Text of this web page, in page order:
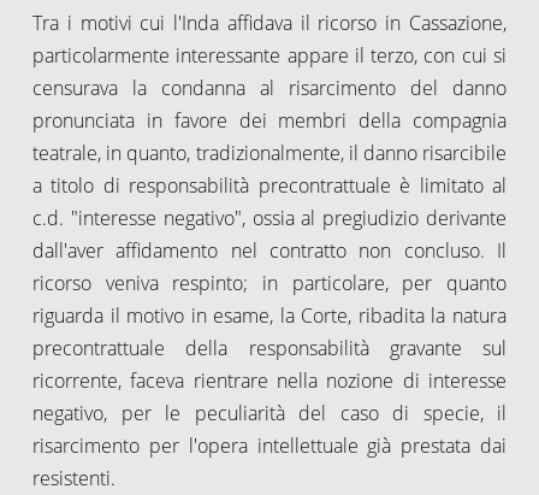
Tra i motivi cui l'Inda affidava il ricorso in Cassazione,
particolarmente interessante appare il terzo, con cui si
censurava la condanna al risarcimento del danno
pronunciata in favore dei membri della compagnia
teatrale, in quanto, tradizionalmente, il danno risarcibile
a titolo di responsabilità precontrattuale è limitato al
c.d. "interesse negativo", ossia al pregiudizio derivante
dall'aver affidamento nel contratto non concluso. Il
ricorso veniva respinto; in particolare, per quanto
riguarda il motivo in esame, la Corte, ribadita la natura
precontrattuale della responsabilità gravante sul
ricorrente, faceva rientrare nella nozione di interesse
negativo, per le peculiarità del caso di specie, il
risarcimento per l'opera intellettuale già prestata dai
resistenti.